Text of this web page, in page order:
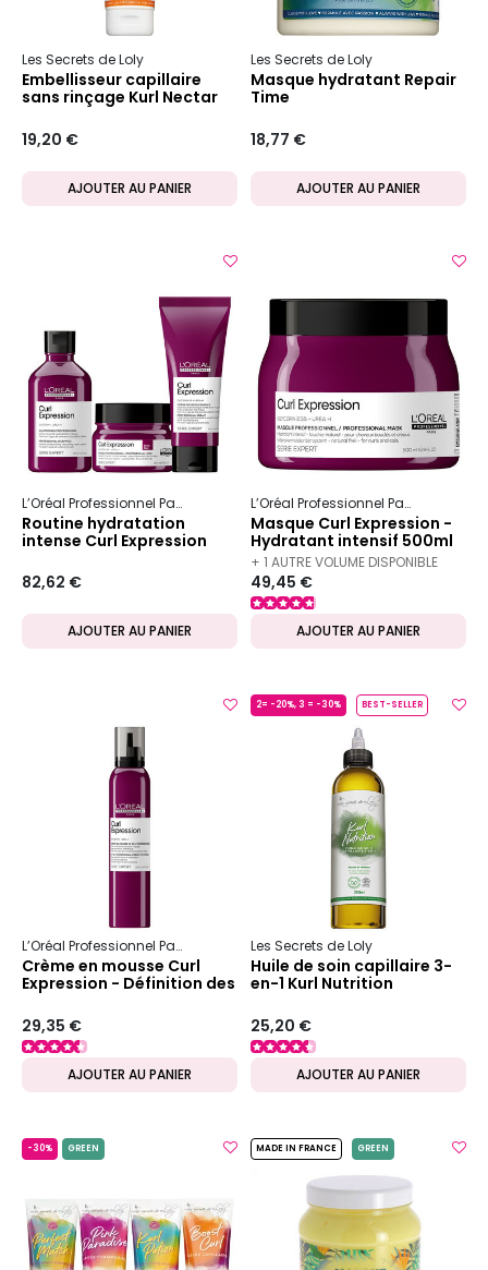
Les Secrets de Loly
Embellisseur capillaire
sans rinçage Kurl Nectar
19,20 €
AJOUTER AU PANIER
Les Secrets de Loly
Masque hydratant Repair
Time
18,77 €
AJOUTER AU PANIER
L’Oréal Professionnel Paris Serie Expert Curl Expression
Routine hydratation
intense Curl Expression
82,62 €
AJOUTER AU PANIER
L’Oréal Professionnel Paris
Masque Curl Expression -
Hydratant intensif 500ml
+ 1 AUTRE VOLUME DISPONIBLE
49,45 €
AJOUTER AU PANIER
L’Oréal Professionnel Paris Serie Expert Curl Expression
Crème en mousse Curl
Expression - Définition des
29,35 €
AJOUTER AU PANIER
2= -20%, 3 = -30% BEST-SELLER
Les Secrets de Loly
Huile de soin capillaire 3-
en-1 Kurl Nutrition
25,20 €
AJOUTER AU PANIER
-30% GREEN MADE IN FRANCE GREEN